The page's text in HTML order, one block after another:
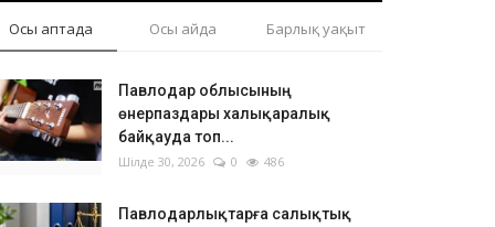
Осы аптада Осы айда Барлық уақыт
Павлодар облысының
өнерпаздары халықаралық
байқауда топ...
Шілде 30, 2026 0 486
Павлодарлықтарға салықтық